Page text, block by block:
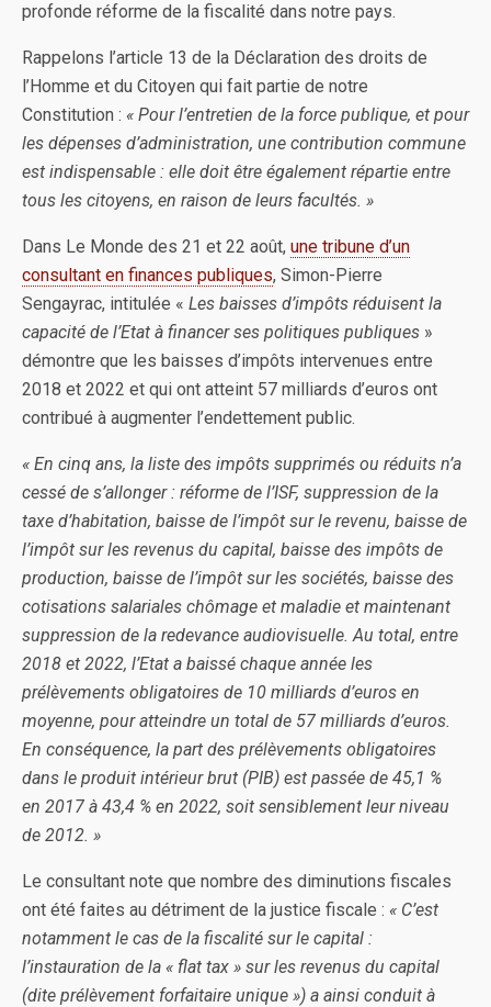
profonde réforme de la fiscalité dans notre pays.
Rappelons l’article 13 de la Déclaration des droits de
l’Homme et du Citoyen qui fait partie de notre
Constitution : « Pour l’entretien de la force publique, et pour
les dépenses d’administration, une contribution commune
est indispensable : elle doit être également répartie entre
tous les citoyens, en raison de leurs facultés. »
Dans Le Monde des 21 et 22 août, une tribune d’un
consultant en finances publiques, Simon-Pierre
Sengayrac, intitulée « Les baisses d’impôts réduisent la
capacité de l’Etat à financer ses politiques publiques »
démontre que les baisses d’impôts intervenues entre
2018 et 2022 et qui ont atteint 57 milliards d’euros ont
contribué à augmenter l’endettement public.
« En cinq ans, la liste des impôts supprimés ou réduits n’a
cessé de s’allonger : réforme de l’ISF, suppression de la
taxe d’habitation, baisse de l’impôt sur le revenu, baisse de
l’impôt sur les revenus du capital, baisse des impôts de
production, baisse de l’impôt sur les sociétés, baisse des
cotisations salariales chômage et maladie et maintenant
suppression de la redevance audiovisuelle. Au total, entre
2018 et 2022, l’Etat a baissé chaque année les
prélèvements obligatoires de 10 milliards d’euros en
moyenne, pour atteindre un total de 57 milliards d’euros.
En conséquence, la part des prélèvements obligatoires
dans le produit intérieur brut (PIB) est passée de 45,1 %
en 2017 à 43,4 % en 2022, soit sensiblement leur niveau
de 2012. »
Le consultant note que nombre des diminutions fiscales
ont été faites au détriment de la justice fiscale : « C’est
notamment le cas de la fiscalité sur le capital :
l’instauration de la « flat tax » sur les revenus du capital
(dite prélèvement forfaitaire unique ») a ainsi conduit à